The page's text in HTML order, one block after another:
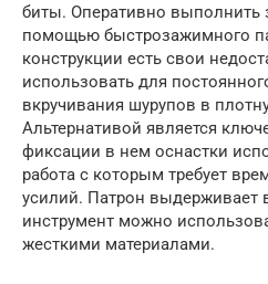
биты. Оперативно выполнить
помощью быстрозажимного
конструкции есть свои
использовать для
вкручивания шурупов в
Альтернативой является
фиксации в нем оснастки
работа с которым требует
усилий. Патрон выдерживает
инструмент можно
жесткими материалами.